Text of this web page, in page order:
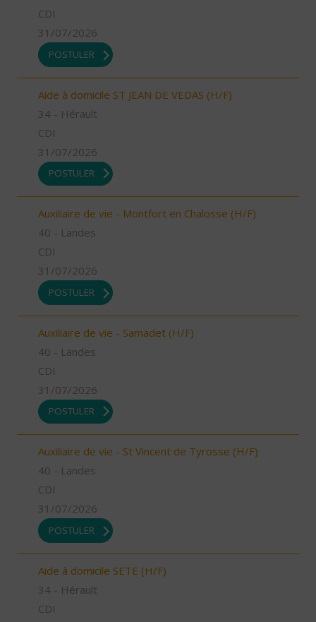
CDI
31/07/2026
POSTULER
Aide à domicile ST JEAN DE VEDAS (H/F)
34 - Hérault
CDI
31/07/2026
POSTULER
Auxiliaire de vie - Montfort en Chalosse (H/F)
40 - Landes
CDI
31/07/2026
POSTULER
Auxiliaire de vie - Samadet (H/F)
40 - Landes
CDI
31/07/2026
POSTULER
Auxiliaire de vie - St Vincent de Tyrosse (H/F)
40 - Landes
CDI
31/07/2026
POSTULER
Aide à domicile SETE (H/F)
34 - Hérault
CDI